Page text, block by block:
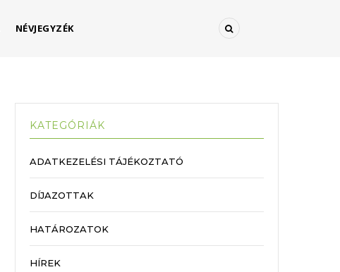
NÉVJEGYZÉK
KATEGÓRIÁK
ADATKEZELÉSI TÁJÉKOZTATÓ
DÍJAZOTTAK
HATÁROZATOK
HÍREK